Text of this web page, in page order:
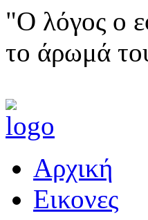
"Ο λόγος ο
το άρωμά
Αρχική
Εικονες